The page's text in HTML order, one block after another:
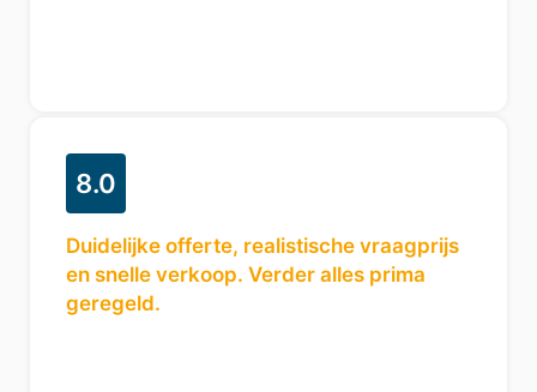
8.0
Duidelijke offerte, realistische vraagprijs
en snelle verkoop. Verder alles prima
geregeld.